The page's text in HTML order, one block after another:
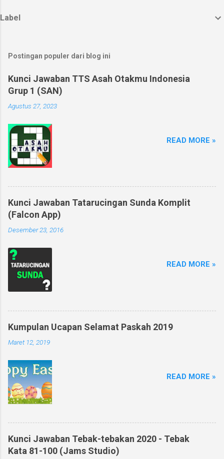
Label
Postingan populer dari blog ini
Kunci Jawaban TTS Asah Otakmu Indonesia
Grup 1 (SAN)
Agustus 27, 2023
READ MORE »
Kunci Jawaban Tatarucingan Sunda Komplit
(Falcon App)
Desember 23, 2016
READ MORE »
Kumpulan Ucapan Selamat Paskah 2019
Maret 12, 2019
READ MORE »
Kunci Jawaban Tebak-tebakan 2020 - Tebak
Kata 81-100 (Jams Studio)